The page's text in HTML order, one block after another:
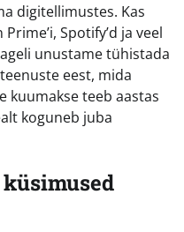
digitellimustes. Kas
Spotify’d ja veel
unustame tühistada
eest, mida
kuumakse teeb aastas
koguneb juba